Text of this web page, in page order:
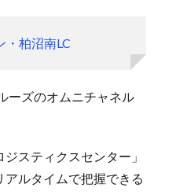
柏沼南LC
ーズのオムニチャネル
スティクスセンター」
ルタイムで把握できる